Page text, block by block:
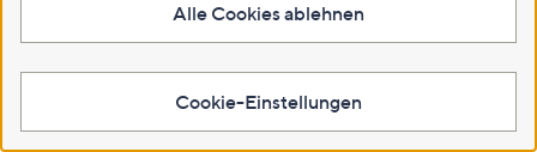
Alle Cookies ablehnen
Cookie-Einstellungen